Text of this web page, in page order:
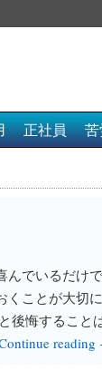
正社員
んでいるだけ
くことが大切
後悔すること